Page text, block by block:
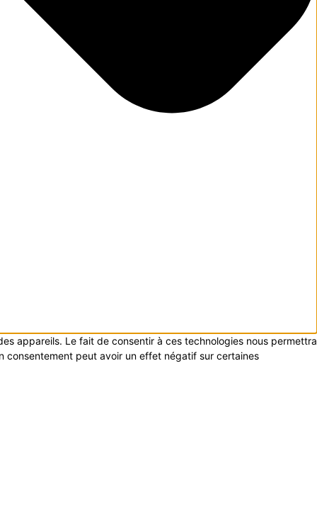
appareils. Le fait de consentir à ces technologies nous permettra
consentement peut avoir un effet négatif sur certaines